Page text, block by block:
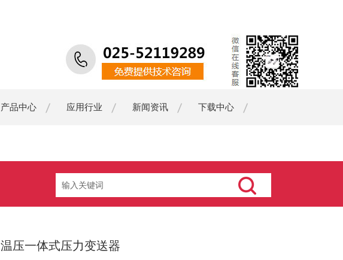
产品中心 应用行业 新闻资讯 下载中心
温压一体式压力变送器